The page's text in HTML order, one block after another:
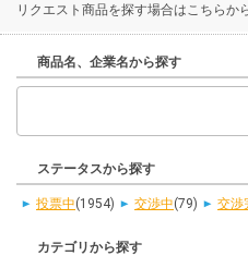
リクエスト商品を探す場合はこちらから
商品名、企業名から探す
ステータスから探す
投票中(1954) 交渉中(79) 交渉
カテゴリから探す